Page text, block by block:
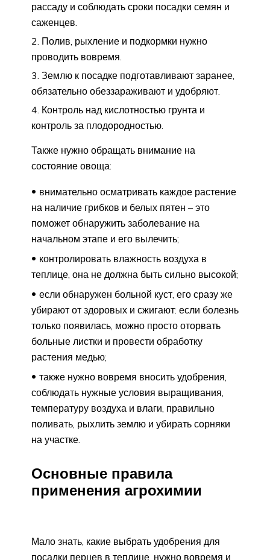
рассаду и соблюдать сроки посадки семян и
саженцев.
Полив, рыхление и подкормки нужно
проводить вовремя.
Землю к посадке подготавливают заранее,
обязательно обеззараживают и удобряют.
Контроль над кислотностью грунта и
контроль за плодородностью.
Также нужно обращать внимание на
состояние овоща:
внимательно осматривать каждое растение
на наличие грибков и белых пятен – это
поможет обнаружить заболевание на
начальном этапе и его вылечить;
контролировать влажность воздуха в
теплице, она не должна быть сильно высокой;
если обнаружен больной куст, его сразу же
убирают от здоровых и сжигают: если болезнь
только появилась, можно просто оторвать
больные листки и провести обработку
растения медью;
также нужно вовремя вносить удобрения,
соблюдать нужные условия выращивания,
температуру воздуха и влаги, правильно
поливать, рыхлить землю и убирать сорняки
на участке.
Основные правила
применения агрохимии
Мало знать, какие выбрать удобрения для
посадки перцев в теплице, нужно вовремя и